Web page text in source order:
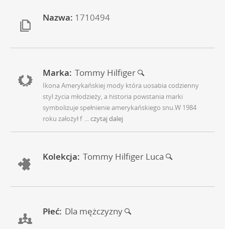
Nazwa: 1710494
Marka: Tommy Hilfiger
Ikona Amerykańskiej mody która uosabia codzienny
styl życia młodzieży, a historia powstania marki
symbolizuje spełnienie amerykańskiego snu.W 1984
roku założył f ... czytaj dalej
Kolekcja: Tommy Hilfiger Luca
Płeć: Dla mężczyzny